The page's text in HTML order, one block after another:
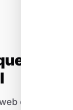
du
de Villar-